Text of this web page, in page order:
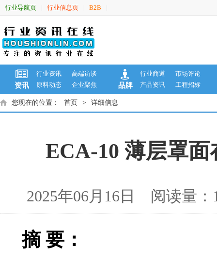
行业导航页 行业信息页 B2B
资讯
行业资讯
高端访谈
原料动态
企业聚焦 品牌
行业商道
市场评论
产品资讯
工程招标
您现在的位置： 首页 > 详细信息
ECA-10 薄层罩
2025年06月16日 阅读量
摘 要：